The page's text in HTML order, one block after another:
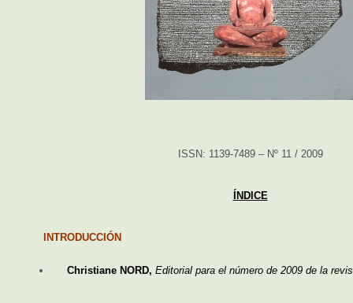
ISSN: 1139-7489 – Nº 11 / 2009
ÍNDICE
INTRODUCCIÓN
Christiane NORD, Editorial para el número de 2009 de la